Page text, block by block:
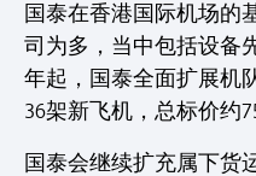
国泰在香港国际机场的
司为多，当中包括设备
年起，国泰全面扩展机
36架新飞机，总标价约
国泰会继续扩充属下货